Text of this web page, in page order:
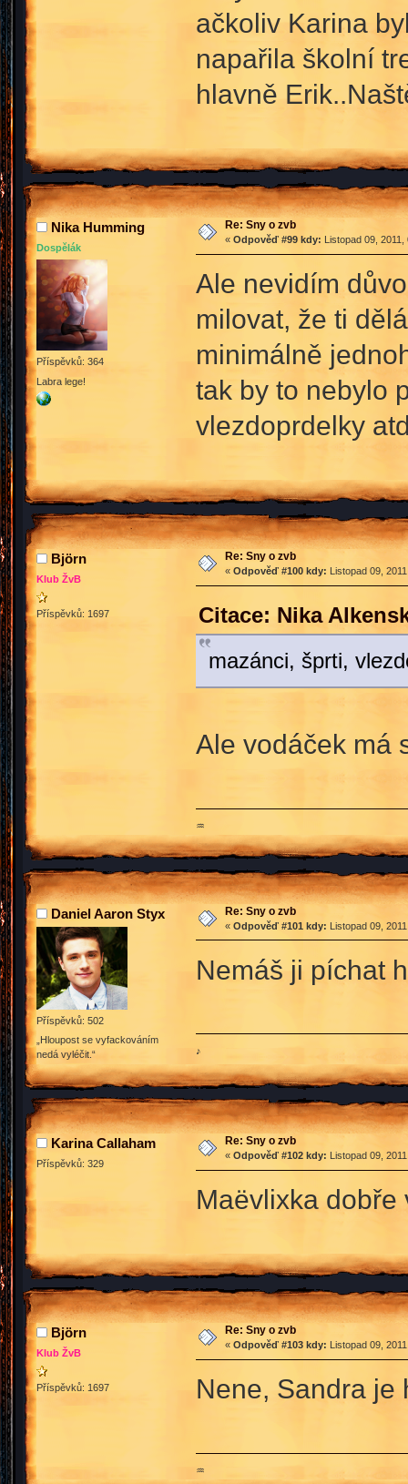
ačkoliv Karina
napařila školní
hlavně
Nika Humming
Dospělák
Příspěvků: 364
Labra lege!
Re: Sny o zvb
« Odpověď #99 kdy: Listopad 09,
Ale nevidím
milovat, že ti
minimálně
tak by to nebylo
vlezdoprdelky
Björn
Klub ŽvB
Příspěvků: 1697
Re: Sny o zvb
« Odpověď #100 kdy: Listopad 09,
Citace: Nika
mazánci, šprti,
Ale vodáček má
♒
Daniel Aaron Styx
Příspěvků: 502
„Hloupost se vyfackováním
nedá vyléčit.“
Re: Sny o zvb
« Odpověď #101 kdy: Listopad 09,
Nemáš ji píchat
♪
Karina Callaham
Příspěvků: 329
Re: Sny o zvb
« Odpověď #102 kdy: Listopad 09,
Maëvlixka
Björn
Klub ŽvB
Příspěvků: 1697
Re: Sny o zvb
« Odpověď #103 kdy: Listopad 09,
Nene, Sandra
♒